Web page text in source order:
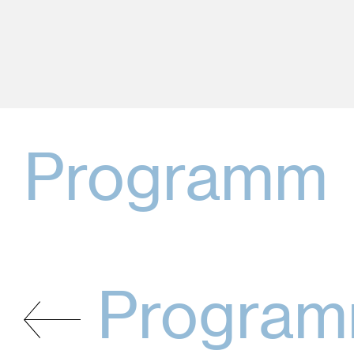
Programm